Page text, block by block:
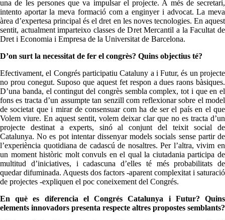
una de les persones que va impulsar el projecte. A més de secretari,
intento aportar la meva formació com a enginyer i advocat. La meva
àrea d’expertesa principal és el dret en les noves tecnologies. En aquest
sentit, actualment imparteixo classes de Dret Mercantil a la Facultat de
Dret i Economia i Empresa de la Universitat de Barcelona.
D’on surt la necessitat de fer el congrès? Quins objectius té?
Efectivament, el Congrés participatiu Cataluny a i Futur, és un projecte
no prou conegut. Suposo que aquest fet respon a dues raons bàsiques.
D’una banda, el contingut del congrès sembla complex, tot i que en el
fons es tracta d’un assumpte tan senzill com reflexionar sobre el model
de societat que i mirar de consensuar com ha de ser el país en el que
Volem viure. En aquest sentit, volem deixar clar que no es tracta d’un
projecte destinat a experts, sinó al conjunt del teixit social de
Catalunya. No es pot intentar dissenyar models socials sense partir de
l’experiència quotidiana de cadascú de nosaltres. Per l’altra, vivim en
un moment històric molt convuls en el qual la ciutadania participa de
multitud d’iniciatives, i cadascuna d’elles té més probabilitats de
quedar difuminada. Aquests dos factors -aparent complexitat i saturació
de projectes -expliquen el poc coneixement del Congrés.
En què es diferencia el Congrés Catalunya i Futur? Quins
elements innovadors presenta respecte altres propostes semblants?